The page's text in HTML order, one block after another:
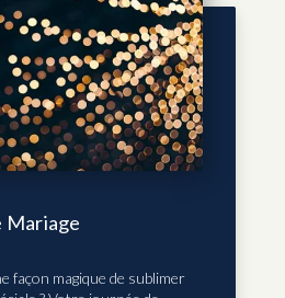
Mariage
façon magique de sublimer